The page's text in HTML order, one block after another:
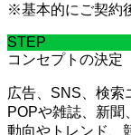
※基本的にご契約
STEP
コンセプトの決定
広告、SNS、検索
POPや雑誌、新聞
動向やトレンド、